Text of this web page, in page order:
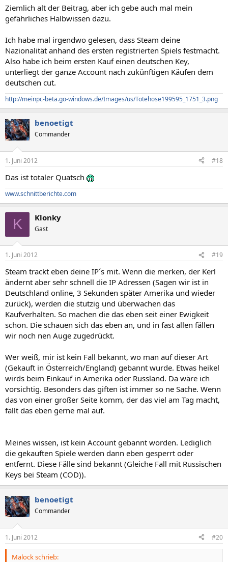
Ziemlich alt der Beitrag, aber ich gebe auch mal mein
gefährliches Halbwissen dazu.
Ich habe mal irgendwo gelesen, dass Steam deine
Nazionalität anhand des ersten registrierten Spiels festmacht.
Also habe ich beim ersten Kauf einen deutschen Key,
unterliegt der ganze Account nach zukünftigen Käufen dem
deutschen cut.
http://meinpc-beta.go-windows.de/Images/us/Totehose199595_1751_3.png
benoetigt
Commander
1. Juni 2012 #18
Das ist totaler Quatsch
www.schnittberichte.com
K Klonky
Gast
1. Juni 2012 #19
Steam trackt eben deine IP´s mit. Wenn die merken, der Kerl
ändernt aber sehr schnell die IP Adressen (Sagen wir ist in
Deutschland online, 3 Sekunden später Amerika und wieder
zurück), werden die stutzig und überwachen das
Kaufverhalten. So machen die das eben seit einer Ewigkeit
schon. Die schauen sich das eben an, und in fast allen fällen
wir noch nen Auge zugedrückt.
Wer weiß, mir ist kein Fall bekannt, wo man auf dieser Art
(Gekauft in Österreich/England) gebannt wurde. Etwas heikel
wirds beim Einkauf in Amerika oder Russland. Da wäre ich
vorsichtig. Besonders das giften ist immer so ne Sache. Wenn
das von einer großer Seite komm, der das viel am Tag macht,
fällt das eben gerne mal auf.
Meines wissen, ist kein Account gebannt worden. Lediglich
die gekauften Spiele werden dann eben gesperrt oder
entfernt. Diese Fälle sind bekannt (Gleiche Fall mit Russischen
Keys bei Steam (COD)).
benoetigt
Commander
1. Juni 2012 #20
Malock schrieb: